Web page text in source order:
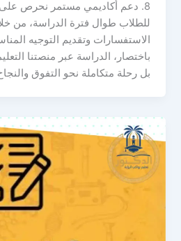
8. دعم أكاديمي مستمر نحرص
للطلاب طوال فترة الدراسة، من
الاستفسارات وتقديم التوجيه
باختصار، الدراسة عبر منصتنا
بل رحلة متكاملة نحو التفوق